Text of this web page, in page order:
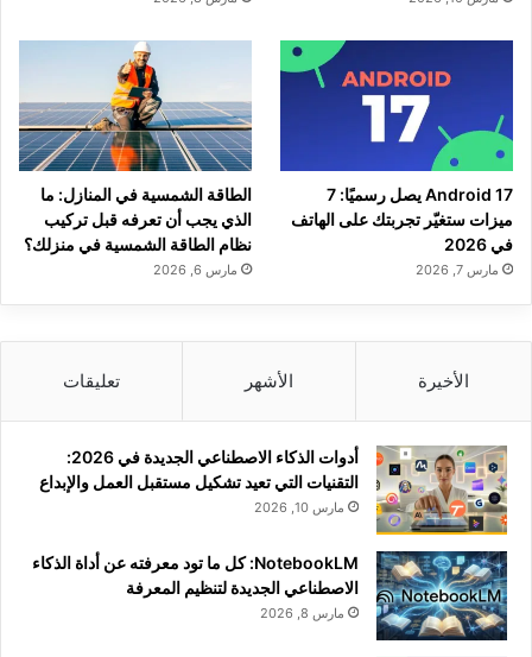
Android 17 يصل رسميًا: 7
ميزات ستغيّر تجربتك على الهاتف
في 2026
مارس 7, 2026
الطاقة الشمسية في المنازل: ما
الذي يجب أن تعرفه قبل تركيب
نظام الطاقة الشمسية في منزلك؟
مارس 6, 2026
الأخيرة الأشهر تعليقات
أدوات الذكاء الاصطناعي الجديدة في 2026:
التقنيات التي تعيد تشكيل مستقبل العمل والإبداع
مارس 10, 2026
NotebookLM: كل ما تود معرفته عن أداة الذكاء
الاصطناعي الجديدة لتنظيم المعرفة
مارس 8, 2026